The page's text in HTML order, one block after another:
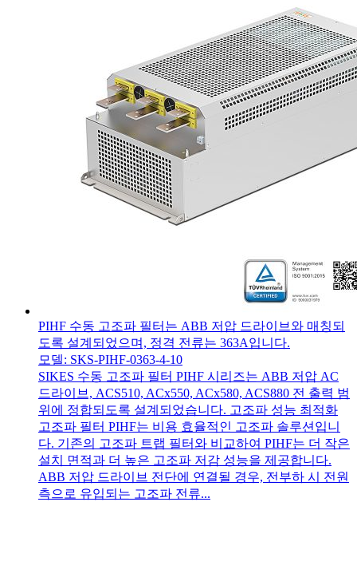
PIHF 수동 고조파 필터는 ABB 저압 드라이브와 매칭되
도록 설계되었으며, 정격 전류는 363A입니다.
모델: SKS-PIHF-0363-4-10
SIKES 수동 고조파 필터 PIHF 시리즈는 ABB 저압 AC
드라이브, ACS510, ACx550, ACx580, ACS880 전 출력 범
위에 정합되도록 설계되었습니다. 고조파 성능 최적화
고조파 필터 PIHF는 비용 효율적인 고조파 솔루션입니
다. 기존의 고조파 트랩 필터와 비교하여 PIHF는 더 작은
설치 면적과 더 높은 고조파 저감 성능을 제공합니다.
ABB 저압 드라이브 전단에 연결될 경우, 전부하 시 전원
측으로 유입되는 고조파 전류...